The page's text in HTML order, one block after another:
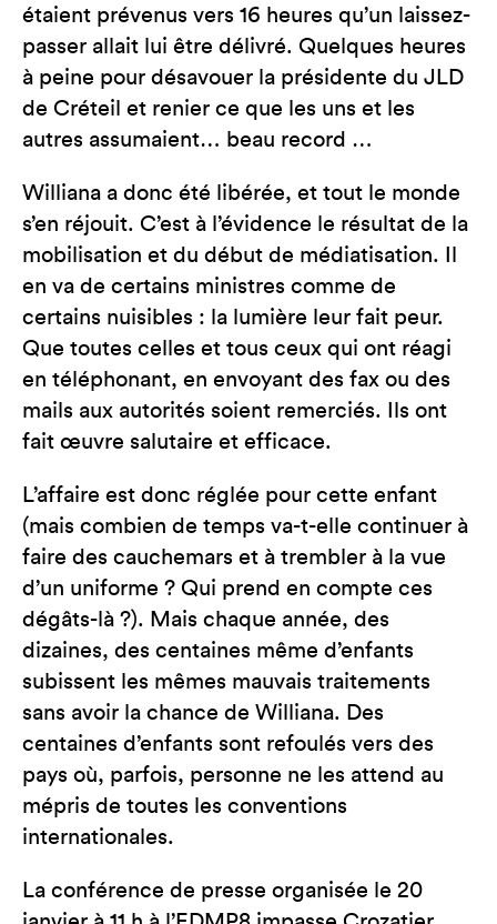
étaient prévenus vers 16 heures qu’un laissez-
passer allait lui être délivré. Quelques heures
à peine pour désavouer la présidente du JLD
de Créteil et renier ce que les uns et les
autres assumaient… beau record …
Williana a donc été libérée, et tout le monde
s’en réjouit. C’est à l’évidence le résultat de la
mobilisation et du début de médiatisation. Il
en va de certains ministres comme de
certains nuisibles : la lumière leur fait peur.
Que toutes celles et tous ceux qui ont réagi
en téléphonant, en envoyant des fax ou des
mails aux autorités soient remerciés. Ils ont
fait œuvre salutaire et efficace.
L’affaire est donc réglée pour cette enfant
(mais combien de temps va-t-elle continuer à
faire des cauchemars et à trembler à la vue
d’un uniforme ? Qui prend en compte ces
dégâts-là ?). Mais chaque année, des
dizaines, des centaines même d’enfants
subissent les mêmes mauvais traitements
sans avoir la chance de Williana. Des
centaines d’enfants sont refoulés vers des
pays où, parfois, personne ne les attend au
mépris de toutes les conventions
internationales.
La conférence de presse organisée le 20